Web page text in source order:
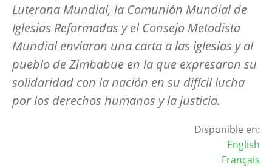
Luterana Mundial, la Comunión Mundial de
Iglesias Reformadas y el Consejo Metodista
Mundial enviaron una carta a las iglesias y al
pueblo de Zimbabue en la que expresaron su
solidaridad con la nación en su difícil lucha
por los derechos humanos y la justicia.
Disponible en:
English
Français